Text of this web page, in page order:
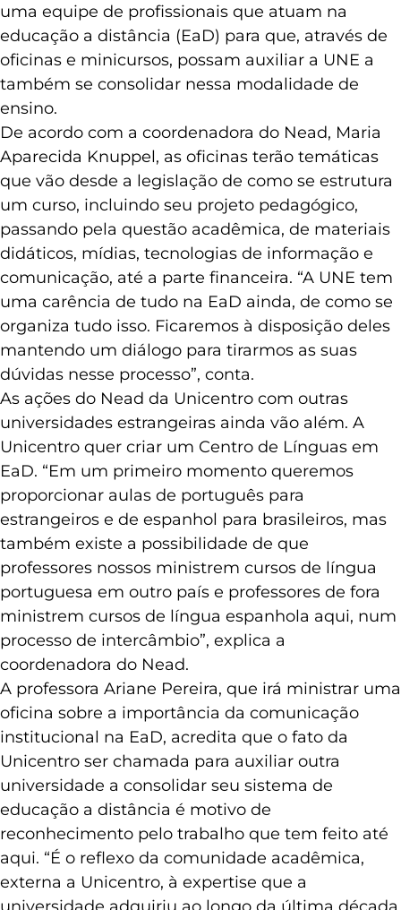
uma equipe de profissionais que atuam na
educação a distância (EaD) para que, através de
oficinas e minicursos, possam auxiliar a UNE a
também se consolidar nessa modalidade de
ensino.
De acordo com a coordenadora do Nead, Maria
Aparecida Knuppel, as oficinas terão temáticas
que vão desde a legislação de como se estrutura
um curso, incluindo seu projeto pedagógico,
passando pela questão acadêmica, de materiais
didáticos, mídias, tecnologias de informação e
comunicação, até a parte financeira. “A UNE tem
uma carência de tudo na EaD ainda, de como se
organiza tudo isso. Ficaremos à disposição deles
mantendo um diálogo para tirarmos as suas
dúvidas nesse processo”, conta.
As ações do Nead da Unicentro com outras
universidades estrangeiras ainda vão além. A
Unicentro quer criar um Centro de Línguas em
EaD. “Em um primeiro momento queremos
proporcionar aulas de português para
estrangeiros e de espanhol para brasileiros, mas
também existe a possibilidade de que
professores nossos ministrem cursos de língua
portuguesa em outro país e professores de fora
ministrem cursos de língua espanhola aqui, num
processo de intercâmbio”, explica a
coordenadora do Nead.
A professora Ariane Pereira, que irá ministrar uma
oficina sobre a importância da comunicação
institucional na EaD, acredita que o fato da
Unicentro ser chamada para auxiliar outra
universidade a consolidar seu sistema de
educação a distância é motivo de
reconhecimento pelo trabalho que tem feito até
aqui. “É o reflexo da comunidade acadêmica,
externa a Unicentro, à expertise que a
universidade adquiriu ao longo da última década